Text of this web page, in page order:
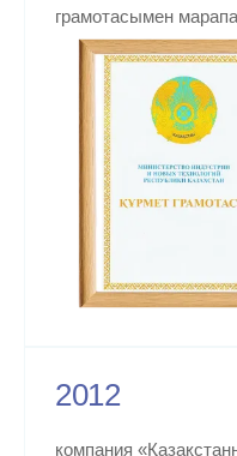
грамотасымен
2012
компания